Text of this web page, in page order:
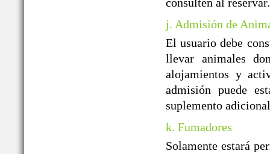
j. Admisión de
El usuario debe
llevar animales
alojamientos y
admisión puede
suplemento
k. Fumadores
Solamente estará